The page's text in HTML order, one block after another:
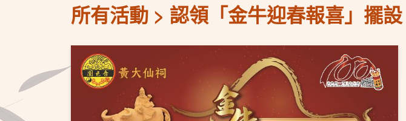
所有活動 認領「金牛迎春報喜」擺設